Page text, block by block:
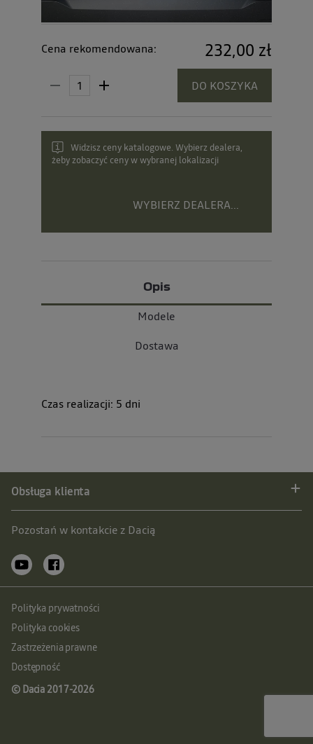
Cena rekomendowana: 232,00 zł
DO KOSZYKA
Widzisz ceny katalogowe. Wybierz dealera,
żeby zobaczyć ceny w wybranej lokalizacji
WYBIERZ DEALERA...
Opis
Modele
Dostawa
Czas realizacji: 5 dni
Obsługa klienta
Pozostań w kontakcie z Dacią
Polityka prywatności
Polityka cookies
Zastrzeżenia prawne
Dostępność
© Dacia 2017-2026